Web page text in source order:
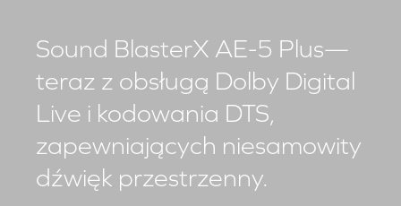
Sound BlasterX AE-5 Plus—
teraz z obsługą Dolby Digital
Live i kodowania DTS,
zapewniających niesamowity
dźwięk przestrzenny.